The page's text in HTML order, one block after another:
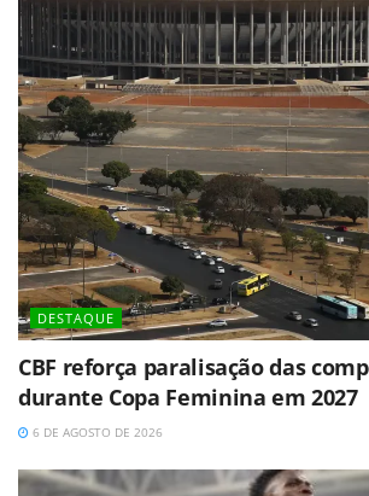
DESTAQUE
CBF reforça paralisação das
durante Copa Feminina em 2027
6 DE AGOSTO DE 2026